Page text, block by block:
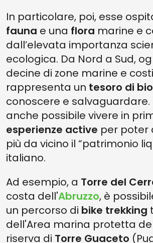
In particolare, poi, esse
fauna e una flora marine e
dall’elevata importanza
ecologica. Da Nord a Sud,
decine di zone marine e
rappresenta un tesoro di
conoscere e salvaguardare.
anche possibile vivere in
esperienze active per poter
più da vicino il “patrimonio
italiano.
Ad esempio, a Torre del
costa dell'Abruzzo, è
un percorso di bike trekking
dell'Area marina protetta
riserva di Torre Guaceto